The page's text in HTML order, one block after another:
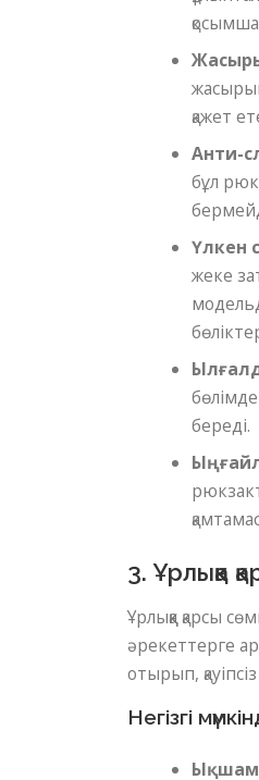
қосымша
қажет
Анти-
бұл
Үлкен
жеке
береді.
3. Ұрлыққа
Ұрлыққа қарсы
әрекеттерге
отырып,
Негізгі
Ықшам